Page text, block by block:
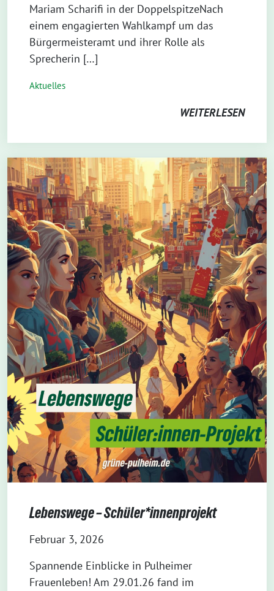
Mariam Scharifi in der DoppelspitzeNach
einem engagierten Wahlkampf um das
Bürgermeisteramt und ihrer Rolle als
Sprecherin […]
Aktuelles
WEITERLESEN
Lebenswege – Schüler*innenprojekt
Februar 3, 2026
Spannende Einblicke in Pulheimer
Frauenleben! Am 29.01.26 fand im